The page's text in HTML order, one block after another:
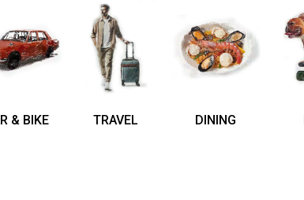
& BIKE TRAVEL DINING